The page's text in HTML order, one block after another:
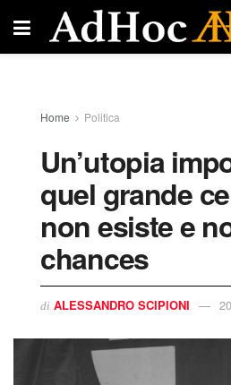
Home Politica
Un’utopia
quel grande
non esiste e
chances
di ALESSANDRO SCIPIONI